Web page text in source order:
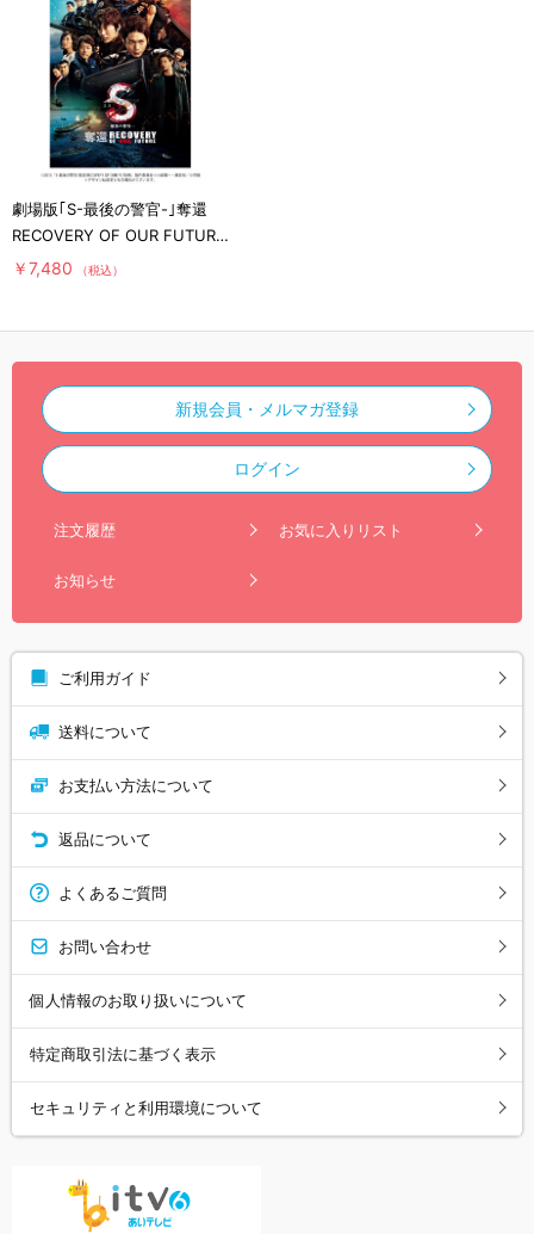
劇場版｢S-最後の警官-｣奪還
RECOVERY OF OUR FUTURE
／豪華版／Blu-ray(特典DVD付
￥7,480 （税込）
新規会員・メルマガ登録
ログイン
注文履歴 お気に入りリスト
お知らせ
ご利用ガイド
送料について
お支払い方法について
返品について
よくあるご質問
お問い合わせ
個人情報のお取り扱いについて
特定商取引法に基づく表示
セキュリティと利用環境について